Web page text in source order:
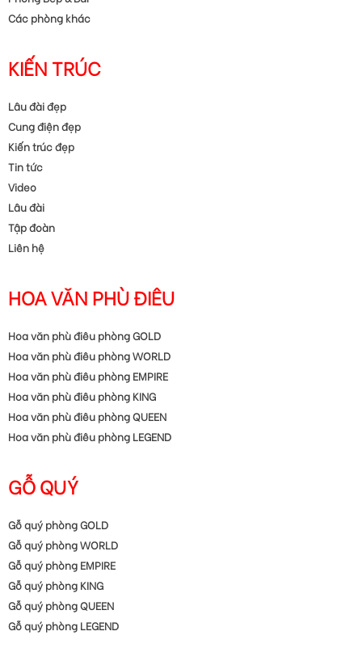
Các phòng khác
KIẾN TRÚC
Lâu đài đẹp
Cung điện đẹp
Kiến trúc đẹp
Tin tức
Video
Lâu đài
Tập đoàn
Liên hệ
HOA VĂN PHÙ ĐIÊU
Hoa văn phù điêu phòng GOLD
Hoa văn phù điêu phòng WORLD
Hoa văn phù điêu phòng EMPIRE
Hoa văn phù điêu phòng KING
Hoa văn phù điêu phòng QUEEN
Hoa văn phù điêu phòng LEGEND
GỖ QUÝ
Gỗ quý phòng GOLD
Gỗ quý phòng WORLD
Gỗ quý phòng EMPIRE
Gỗ quý phòng KING
Gỗ quý phòng QUEEN
Gỗ quý phòng LEGEND